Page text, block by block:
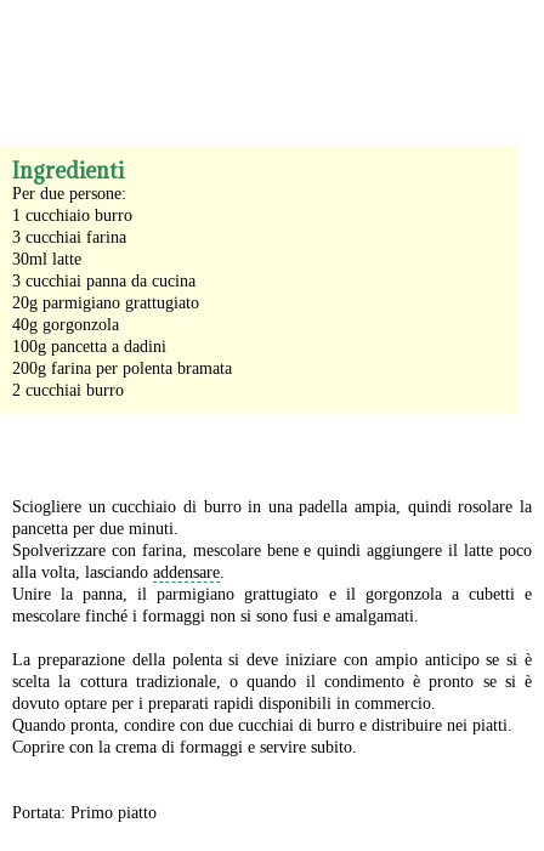
Ingredienti
Per due persone:
1 cucchiaio burro
3 cucchiai farina
30ml latte
3 cucchiai panna da cucina
20g parmigiano grattugiato
40g gorgonzola
100g pancetta a dadini
200g farina per polenta bramata
2 cucchiai burro
Sciogliere un cucchiaio di burro in una padella ampia, quindi rosolare la
pancetta per due minuti.
Spolverizzare con farina, mescolare bene e quindi aggiungere il latte poco
alla volta, lasciando addensare
Unire la panna, il parmigiano grattugiato e il gorgonzola a cubetti e
mescolare finché i formaggi non si sono fusi e amalgamati.
La preparazione della polenta si deve iniziare con ampio anticipo se si è
scelta la cottura tradizionale, o quando il condimento è pronto se si è
dovuto optare per i preparati rapidi disponibili in commercio.
Quando pronta, condire con due cucchiai di burro e distribuire nei piatti.
Coprire con la crema di formaggi e servire subito.
Portata: Primo piatto